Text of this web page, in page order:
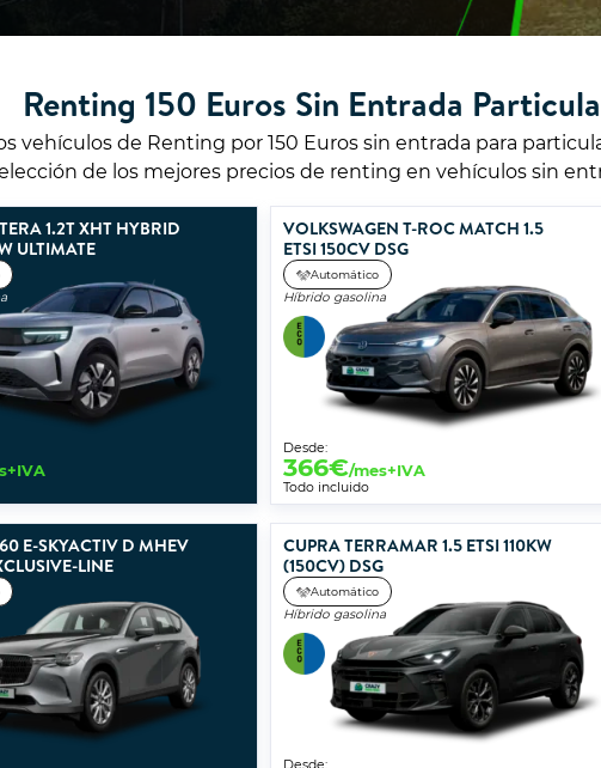
Renting 150 Euros Sin Entrada
vehículos de Renting por 150 Euros sin entrada para
de los mejores precios de renting en vehículos sin
1.2T XHT HYBRID
ULTIMATE
VOLKSWAGEN T-ROC MATCH 1.5
ETSI 150CV DSG
Automático
Híbrido gasolina
Desde:
366€/mes+IVA
Todo incluido
E-SKYACTIV D MHEV
LINE
CUPRA TERRAMAR 1.5 ETSI 110KW
(150CV) DSG
Automático
Híbrido gasolina